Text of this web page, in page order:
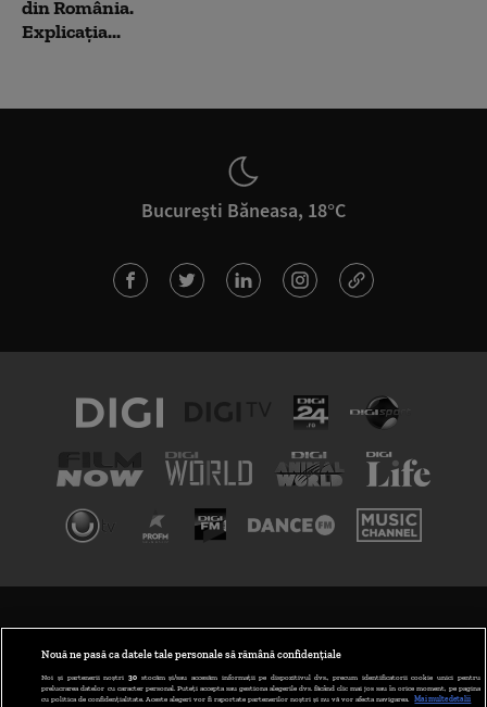
din România.
Explicația...
București Băneasa, 18°C
ABONARE DIGI TV
Nouă ne pasă ca datele tale personale să rămână confidențiale
Noi și partenerii noștri 30stocăm și/sau accesăm informații pe dispozitivul dvs., precum identificatorii cookie unici pentru
prelucrarea datelor cu caracter personal. Puteți accepta sau gestiona alegerile dvs. făcând clic mai jos sau în orice moment, pe pagina
cu politica de confidențialitate. Aceste alegeri vor fi raportate partenerilor noștri și nu vă vor afecta navigarea.
Mai multe detalii